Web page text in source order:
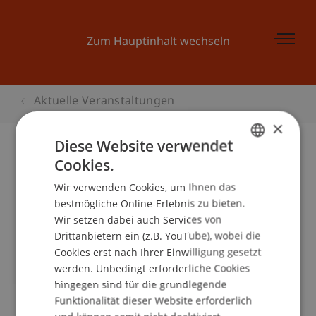
Zum Hauptinhalt wechseln
Aktuelle Veranstaltungen
Sorgfaltspflichten für Newcomer
School/Professur:
Veranstaltungsdetails
×
Diese Website verwendet
Cookies.
Wir verwenden Cookies, um Ihnen das
bestmögliche Online-Erlebnis zu bieten.
Wir setzen dabei auch Services von
Drittanbietern ein (z.B. YouTube), wobei die
Cookies erst nach Ihrer Einwilligung gesetzt
werden. Unbedingt erforderliche Cookies
hingegen sind für die grundlegende
Funktionalität dieser Website erforderlich